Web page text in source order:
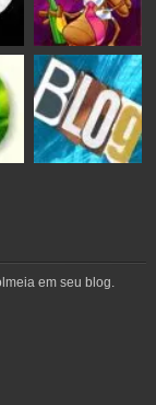
em seu blog.